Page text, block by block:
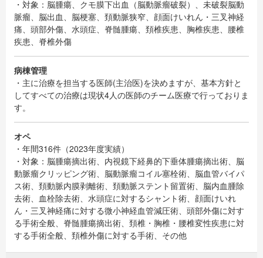
・対象：脳腫瘍、クモ膜下出血（脳動脈瘤破裂）、未破裂脳動
脈瘤、脳出血、脳梗塞、頚動脈狭窄、顔面けいれん・三叉神経
痛、頭部外傷、水頭症、脊髄腫瘍、頚椎疾患、胸椎疾患、腰椎
疾患、脊椎外傷
病棟管理
・主に治療を担当する医師(主治医)を決めますが、基本方針と
してすべての治療は現状4人の医師のチーム医療で行っておりま
す。
オペ
・年間316件（2023年度実績）
・対象：脳腫瘍摘出術、内視鏡下経鼻的下垂体腫瘍摘出術、脳
動脈瘤クリッピング術、脳動脈瘤コイル塞栓術、脳血管バイパ
ス術、頚動脈内膜剥離術、頚動脈ステント留置術、脳内血腫除
去術、血栓除去術、水頭症に対するシャント術、顔面けいれ
ん・三叉神経痛に対する微小神経血管減圧術、頭部外傷に対す
る手術全般、脊髄腫瘍摘出術、頚椎・胸椎・腰椎変性疾患に対
する手術全般、頚椎外傷に対する手術、その他